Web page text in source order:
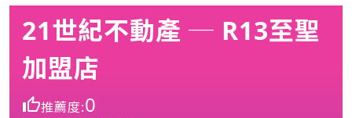
21世紀不動產 ─ R13至聖
加盟店
推薦度:0